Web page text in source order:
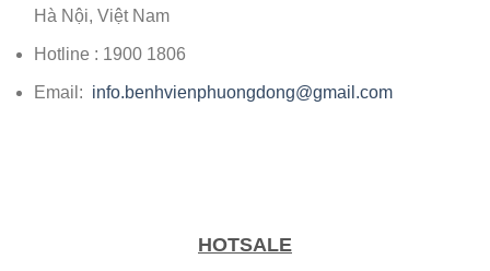
Hà Nội, Việt Nam
Hotline : 1900 1806
Email: info.benhvienphuongdong@gmail.com
HOTSALE